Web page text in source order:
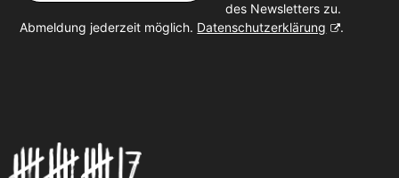
des Newsletters zu.
Abmeldung jederzeit möglich. Datenschutzerklärung .